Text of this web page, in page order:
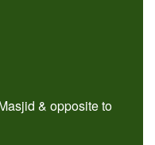
& opposite to